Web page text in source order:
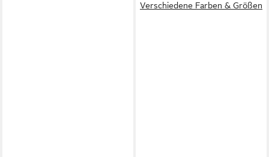
Verschiedene Farben & Größen